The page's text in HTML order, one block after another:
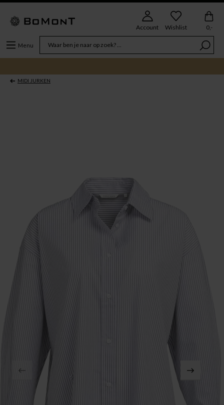
Menu
Account Wishlist 0,-
MIDI JURKEN